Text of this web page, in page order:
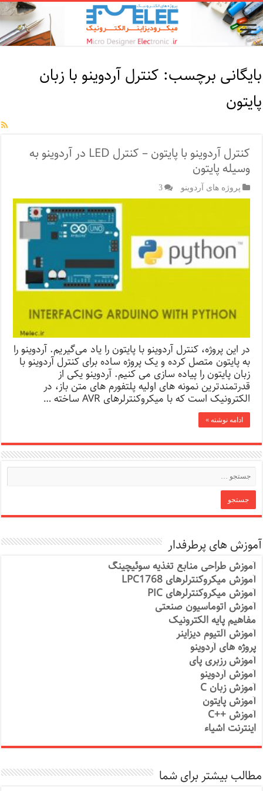
بایگانی برچسب: کنترل آردوینو با زبان
پایتون
کنترل آردوینو با پایتون – کنترل LED در آردوینو به
وسیله پایتون
پروژه های آردوینو 3
در این پروژه، کنترل آردوینو با پایتون را یاد می‌گیریم. آردوینو را
به پایتون متصل کرده و یک پروژه ساده برای کنترل آردوینو با
زبان پایتون را پیاده سازی می کنیم. آردوینو یکی از
قدرتمندترین نمونه های اولیه پلتفورم های متن باز، در
الکترونیک است که با میکروکنترلرهای AVR ساخته …
ادامه نوشته »
آموزش های پرطرفدار
آموزش طراحی منابع تغذیه سوئیچینگ
آموزش میکروکنترلرهای LPC1768
آموزش میکروکنترلرهای PIC
آموزش اتوماسیون صنعتی
مفاهیم پایه الکترونیک
آموزش آلتیوم دیزاینر
پروژه های آردوینو
آموزش رزبری پای
آموزش آردوینو
آموزش زبان C
آموزش پایتون
آموزش ++C
اینترنت اشیاء
مطالب بیشتر برای شما